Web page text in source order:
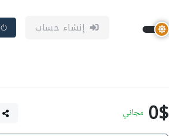
إنشاء حساب
0$ مجاني